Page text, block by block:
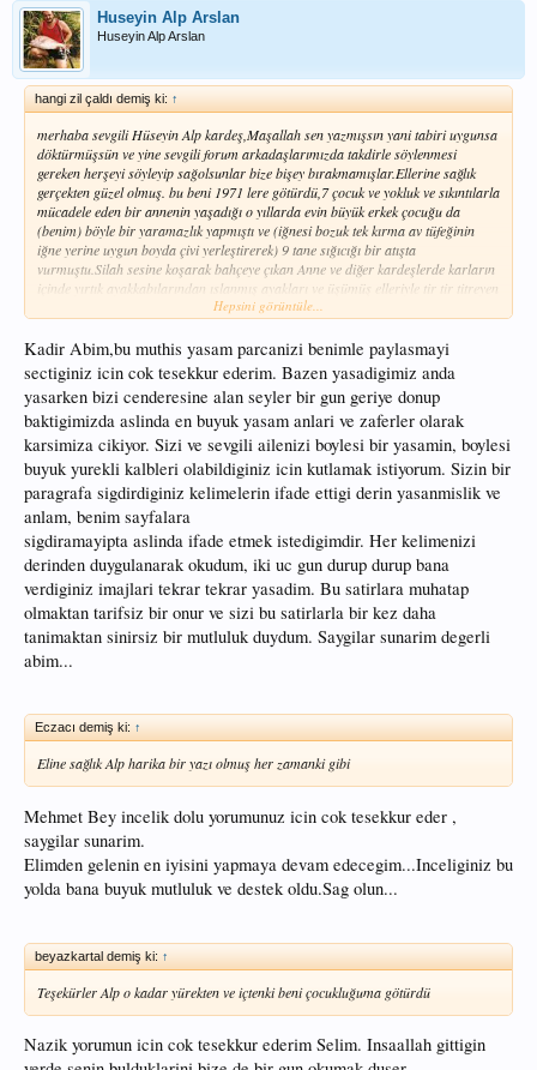
Huseyin Alp Arslan
Huseyin Alp Arslan
hangi zil çaldı demiş ki: ↑
merhaba sevgili Hüseyin Alp kardeş,Maşallah sen yazmışsın yani tabiri uygunsa
döktürmüşsün ve yine sevgili forum arkadaşlarımızda takdirle söylenmesi
gereken herşeyi söyleyip sağolsunlar bize bişey bırakmamışlar.Ellerine sağlık
gerçekten güzel olmuş. bu beni 1971 lere götürdü,7 çocuk ve yokluk ve sıkıntılarla
mücadele eden bir annenin yaşadığı o yıllarda evin büyük erkek çocuğu da
(benim) böyle bir yaramazlık yapmıştı ve (iğnesi bozuk tek kırma av tüfeğinin
iğne yerine uygun boyda çivi yerleştirerek) 9 tane sığıcığı bir atışta
vurmuştu.Silah sesine koşarak bahçeye çıkan Anne ve diğer kardeşlerde karların
içinde yırtık ayakkabılarından ıslanmış ayakları ve üşümüş elleriyle tir tir titreyen
çocuğa aynı şefkat ve minnetle yaklaşmışlardı.Tabiki aylardır kurban
o akşam sığırcık ve suyunda pilav ile adeta bir ziyafet vardı.Gerçekten o günleri
tekrar yaşadım senin yazında ve binlerce kez şükrediyorum şimdi ki halimize. o
çocuklar şimdi hepsi iş güç sahibi insanlar ve annemde emekli şimdi. bir kez
daha geçmişe yolculuğa götürüp halimize şükretmemi sağlayan edebi yazından
ötürü kutlarım seni. Allah razı olsun saygı ve selamlarımla
Hepsini görüntüle...
Kadir Abim,bu muthis yasam parcanizi benimle paylasmayi
sectiginiz icin cok tesekkur ederim. Bazen yasadigimiz anda
yasarken bizi cenderesine alan seyler bir gun geriye donup
baktigimizda aslinda en buyuk yasam anlari ve zaferler olarak
karsimiza cikiyor. Sizi ve sevgili ailenizi boylesi bir yasamin, boylesi
buyuk yurekli kalbleri olabildiginiz icin kutlamak istiyorum. Sizin bir
paragrafa sigdirdiginiz kelimelerin ifade ettigi derin yasanmislik ve
anlam, benim sayfalara
sigdiramayipta aslinda ifade etmek istedigimdir. Her kelimenizi
derinden duygulanarak okudum, iki uc gun durup durup bana
verdiginiz imajlari tekrar tekrar yasadim. Bu satirlara muhatap
olmaktan tarifsiz bir onur ve sizi bu satirlarla bir kez daha
tanimaktan sinirsiz bir mutluluk duydum. Saygilar sunarim degerli
abim...
Eczacı demiş ki: ↑
Eline sağlık Alp harika bir yazı olmuş her zamanki gibi
Mehmet Bey incelik dolu yorumunuz icin cok tesekkur eder ,
saygilar sunarim.
Elimden gelenin en iyisini yapmaya devam edecegim...Inceliginiz bu
yolda bana buyuk mutluluk ve destek oldu.Sag olun...
beyazkartal demiş ki: ↑
Teşekürler Alp o kadar yürekten ve içtenki beni çocukluğuma götürdü
Nazik yorumun icin cok tesekkur ederim Selim. Insaallah gittigin